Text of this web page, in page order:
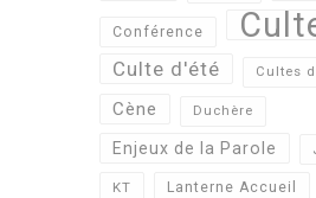
Conférence
Culte d'été Cultes
Cène Duchère
Enjeux de la Parole
KT Lanterne Accueil